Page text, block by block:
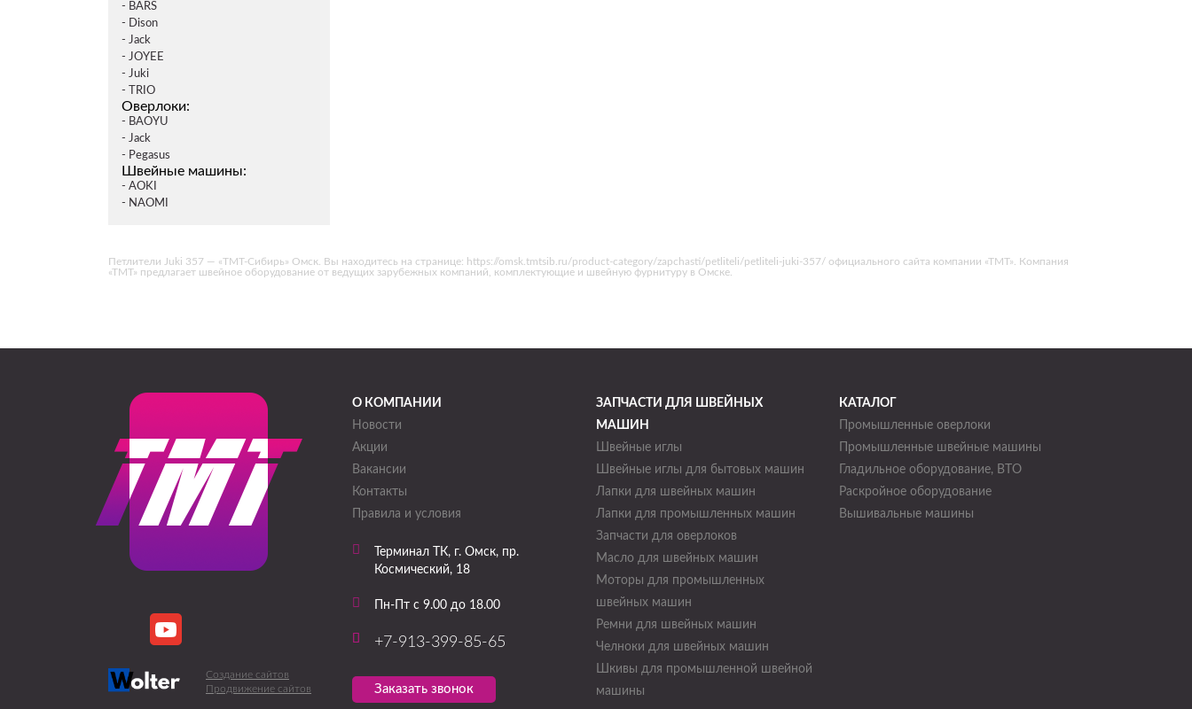
- BARS
- Dison
- Jack
- JOYEE
- Juki
- TRIO
Оверлоки:
- BAOYU
- Jack
- Pegasus
Швейные машины:
- AOKI
- NAOMI
Петлители Juki 357 — «ТМТ-Сибирь» Омск. Вы находитесь на странице: https://omsk.tmtsib.ru/product-category/zapchasti/petliteli/petliteli-juki-357/ официального сайта компании «ТМТ». Компания
«ТМТ» предлагает швейное оборудование от ведущих зарубежных компаний, комплектующие и швейную фурнитуру в Омске.
Создание сайтов
Продвижение сайтов
О КОМПАНИИ
Новости
Акции
Вакансии
Контакты
Правила и условия
Терминал ТК, г. Омск, пр.
Космический, 18
Пн-Пт с 9.00 до 18.00
+7-913-399-85-65
Заказать звонок
ЗАПЧАСТИ ДЛЯ ШВЕЙНЫХ
МАШИН
Швейные иглы
Швейные иглы для бытовых машин
Лапки для швейных машин
Лапки для промышленных машин
Запчасти для оверлоков
Масло для швейных машин
Моторы для промышленных
швейных машин
Ремни для швейных машин
Челноки для швейных машин
Шкивы для промышленной швейной
машины
КАТАЛОГ
Промышленные оверлоки
Промышленные швейные машины
Гладильное оборудование, ВТО
Раскройное оборудование
Вышивальные машины